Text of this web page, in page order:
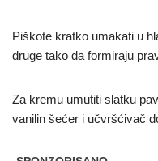
Piškote kratko umakati u
druge tako da formiraju
Za kremu umutiti slatku
vanilin šećer i učvršćivač